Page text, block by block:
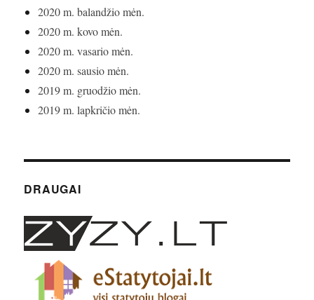
2020 m. balandžio mėn.
2020 m. kovo mėn.
2020 m. vasario mėn.
2020 m. sausio mėn.
2019 m. gruodžio mėn.
2019 m. lapkričio mėn.
DRAUGAI